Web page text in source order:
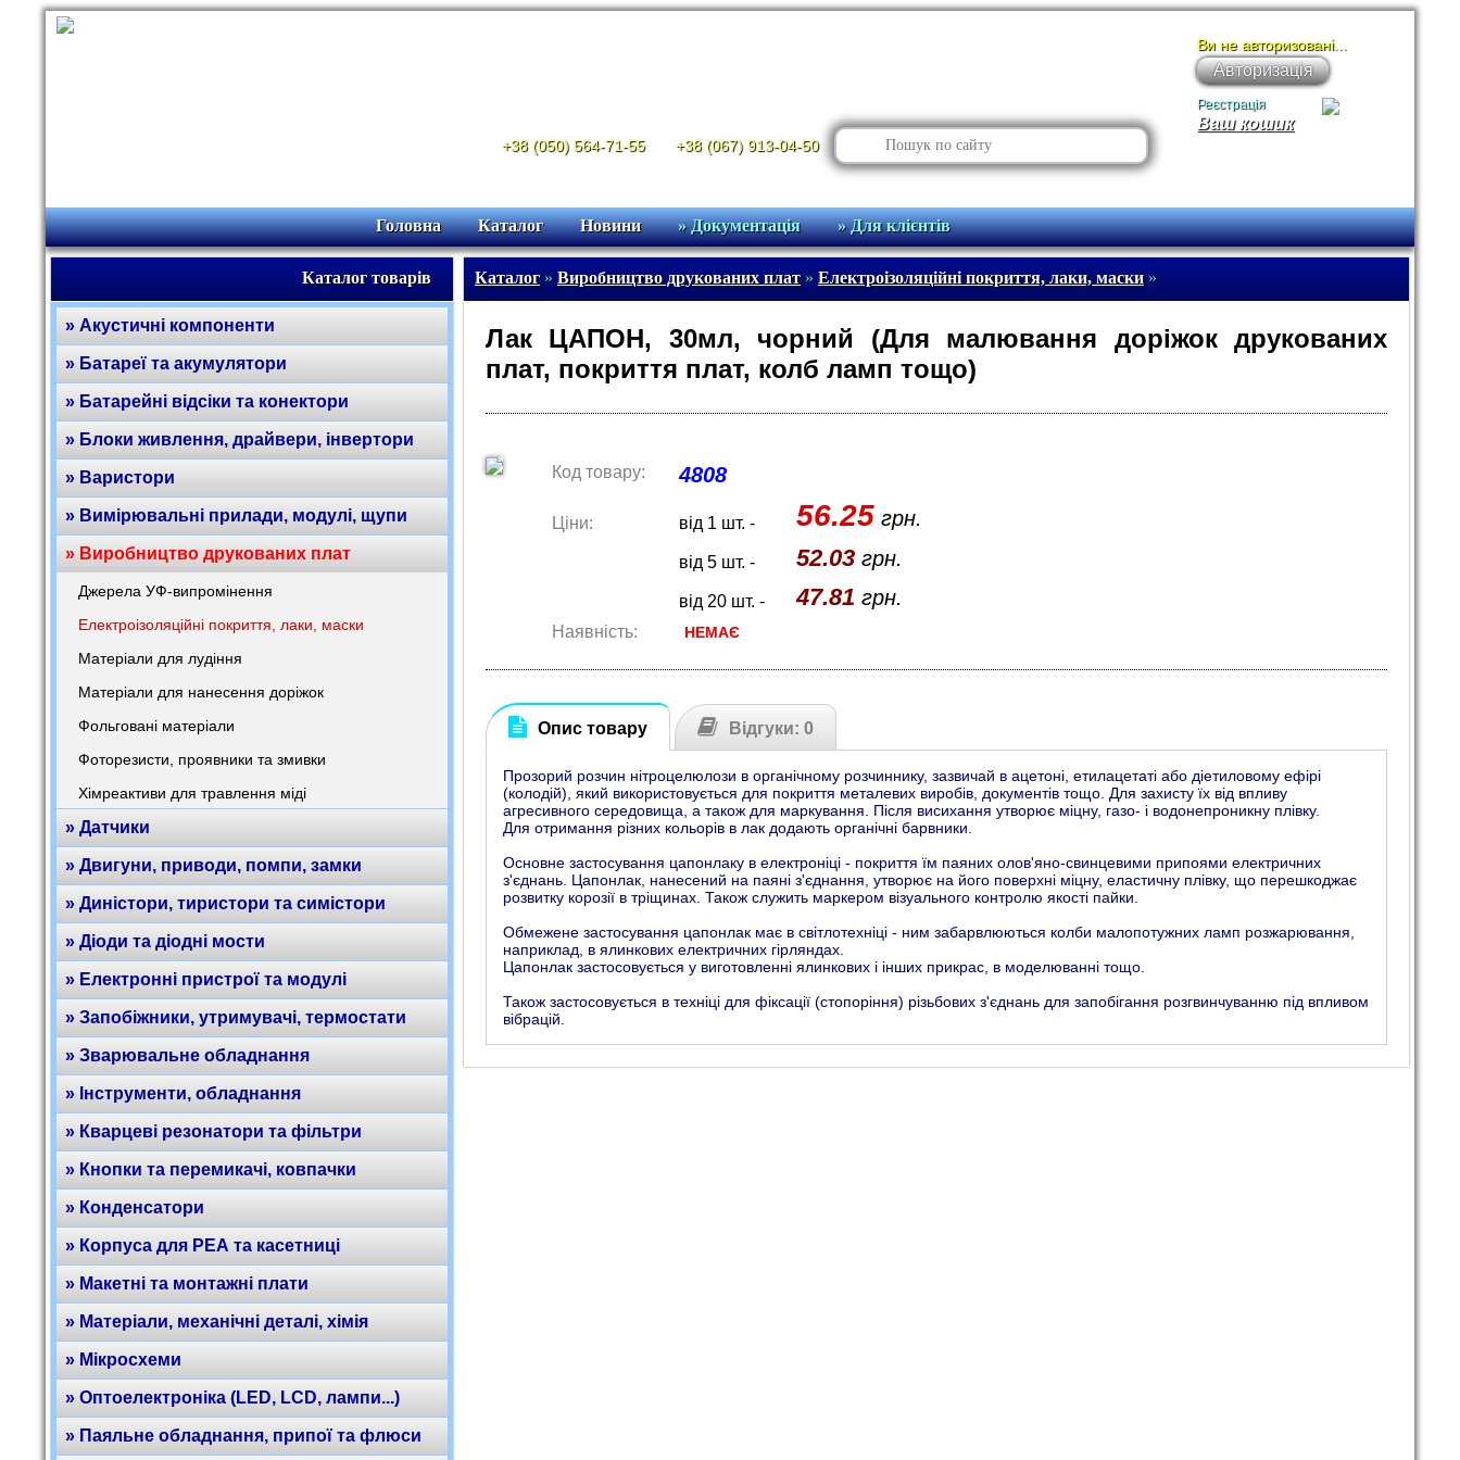
+38 (050) 564-71-55 +38 (067) 913-04-50
Ваш кошик
Ви не авторизовані...
Авторизація
Реєстрація
Головна Каталог Новини » Документація » Для клієнтів
Каталог товарів
» Акустичні компоненти
» Батареї та акумулятори
» Батарейні відсіки та конектори
» Блоки живлення, драйвери, інвертори
» Варистори
» Вимірювальні прилади, модулі, щупи
» Виробництво друкованих плат
Джерела УФ-випромінення
Електроізоляційні покриття, лаки, маски
Матеріали для лудіння
Матеріали для нанесення доріжок
Фольговані матеріали
Фоторезисти, проявники та змивки
Хімреактиви для травлення міді
» Датчики
» Двигуни, приводи, помпи, замки
» Диністори, тиристори та симістори
» Діоди та діодні мости
» Електронні пристрої та модулі
» Запобіжники, утримувачі, термостати
» Зварювальне обладнання
» Інструменти, обладнання
» Кварцеві резонатори та фільтри
» Кнопки та перемикачі, ковпачки
» Конденсатори
» Корпуса для РЕА та касетниці
» Макетні та монтажні плати
» Матеріали, механічні деталі, хімія
» Мікросхеми
» Оптоелектроніка (LED, LCD, лампи...)
» Паяльне обладнання, припої та флюси
Каталог» Виробництво друкованих плат» Електроізоляційні покриття, лаки, маски»
Лак ЦАПОН, 30мл, чорний (Для малювання доріжок друкованих
плат, покриття плат, колб ламп тощо)
Код товару: 4808
Ціни: від 1 шт. - 56.25 грн.
від 5 шт. - 52.03 грн.
від 20 шт. - 47.81 грн.
Наявність: НЕМАЄ
Опис товару Відгуки: 0
Прозорий розчин нітроцелюлози в органічному розчиннику, зазвичай в ацетоні, етилацетаті або діетиловому ефірі
(колодій), який використовується для покриття металевих виробів, документів тощо. Для захисту їх від впливу
агресивного середовища, а також для маркування. Після висихання утворює міцну, газо- і водонепроникну плівку.
Для отримання різних кольорів в лак додають органічні барвники.
Основне застосування цапонлаку в електроніці - покриття їм паяних олов'яно-свинцевими припоями електричних
з'єднань. Цапонлак, нанесений на паяні з'єднання, утворює на його поверхні міцну, еластичну плівку, що перешкоджає
розвитку корозії в тріщинах. Також служить маркером візуального контролю якості пайки.
Обмежене застосування цапонлак має в світлотехніці - ним забарвлюються колби малопотужних ламп розжарювання,
наприклад, в ялинкових електричних гірляндах.
Цапонлак застосовується у виготовленні ялинкових і інших прикрас, в моделюванні тощо.
Також застосовується в техніці для фіксації (стопоріння) різьбових з'єднань для запобігання розгвинчуванню під впливом
вібрацій.